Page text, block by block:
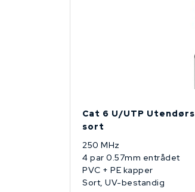
Cat 6 U/UTP Utendørs
sort
250 MHz
4 par 0.57mm entrådet
PVC + PE kapper
Sort, UV-bestandig